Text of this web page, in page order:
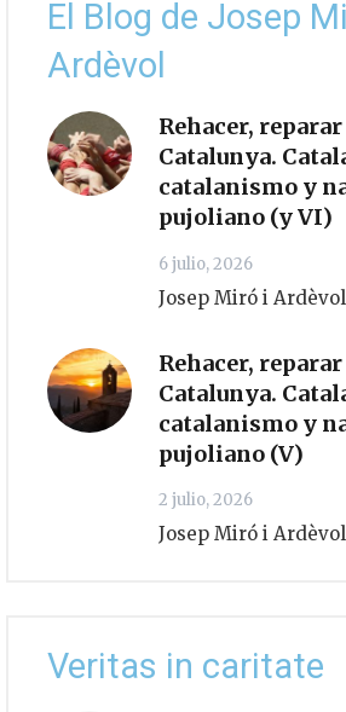
El Blog de Josep
Ardèvol
Rehacer,
Catalunya.
catalanismo y
pujoliano (y VI)
6 julio, 2026
Josep Miró i Ardèvol
Rehacer,
Catalunya.
catalanismo y
pujoliano (V)
2 julio, 2026
Josep Miró i Ardèvol
Veritas in caritate